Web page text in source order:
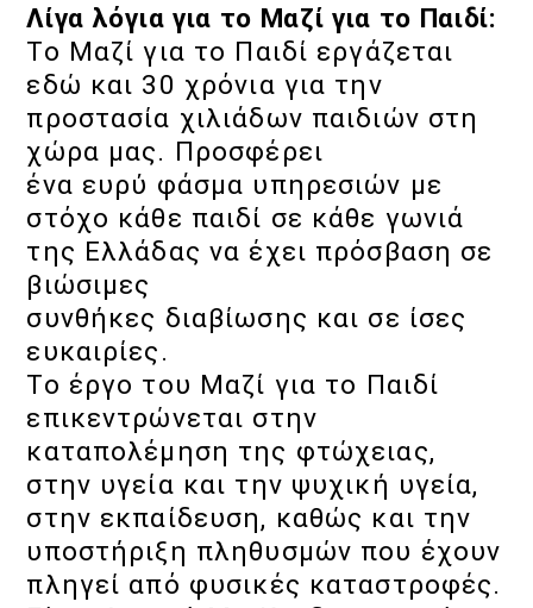
Λίγα λόγια για το Μαζί για το Παιδί:
Το Μαζί για το Παιδί εργάζεται
εδώ και 30 χρόνια για την
προστασία χιλιάδων παιδιών στη
χώρα μας. Προσφέρει
ένα ευρύ φάσμα υπηρεσιών με
στόχο κάθε παιδί σε κάθε γωνιά
της Ελλάδας να έχει πρόσβαση σε
βιώσιμες
συνθήκες διαβίωσης και σε ίσες
ευκαιρίες.
Το έργο του Μαζί για το Παιδί
επικεντρώνεται στην
καταπολέμηση της φτώχειας,
στην υγεία και την ψυχική υγεία,
στην εκπαίδευση, καθώς και την
υποστήριξη πληθυσμών που έχουν
πληγεί από φυσικές καταστροφές.